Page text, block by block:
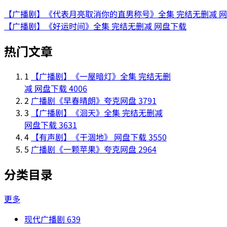
【广播剧】《代表月亮取消你的直男称号》全集 完结无删减
【广播剧】《好运时间》全集 完结无删减 网盘下载
热门文章
1
【广播剧】《一屋暗灯》全集 完结无删
减 网盘下载4006
2 广播剧《早春晴朗》夸克网盘3791
3
【广播剧】《洄天》全集 完结无删减
网盘下载3631
4 【有声剧】《干涸地》 网盘下载3550
5 广播剧《一颗苹果》夸克网盘2964
分类目录
更多
现代广播剧 639